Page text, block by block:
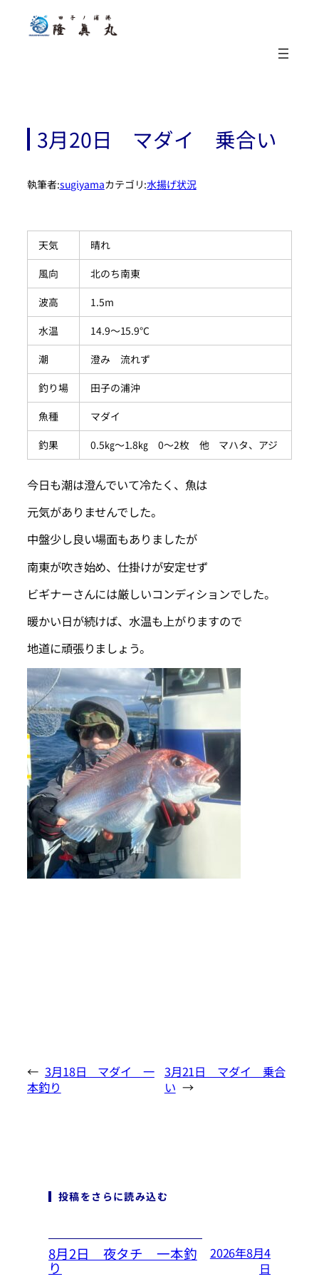
3月20日 マダイ 乗合い
執筆者:sugiyamaカテゴリ:水揚げ状況
天気
晴れ
風向
北のち南東
波高
1.5m
水温
14.9～15.9℃
潮
澄み 流れず
釣り場
田子の浦沖
魚種
マダイ
釣果
0.5㎏～1.8㎏ 0～2枚 他 マハタ、アジ
今日も潮は澄んでいて冷たく、魚は
元気がありませんでした。
中盤少し良い場面もありましたが
南東が吹き始め、仕掛けが安定せず
ビギナーさんには厳しいコンディションでした。
暖かい日が続けば、水温も上がりますので
地道に頑張りましょう。
← 3月18日 マダイ 一
本釣り
3月21日 マダイ 乗合
い →
投稿をさらに読み込む
8月2日 夜タチ 一本釣
り
2026年8月4
日